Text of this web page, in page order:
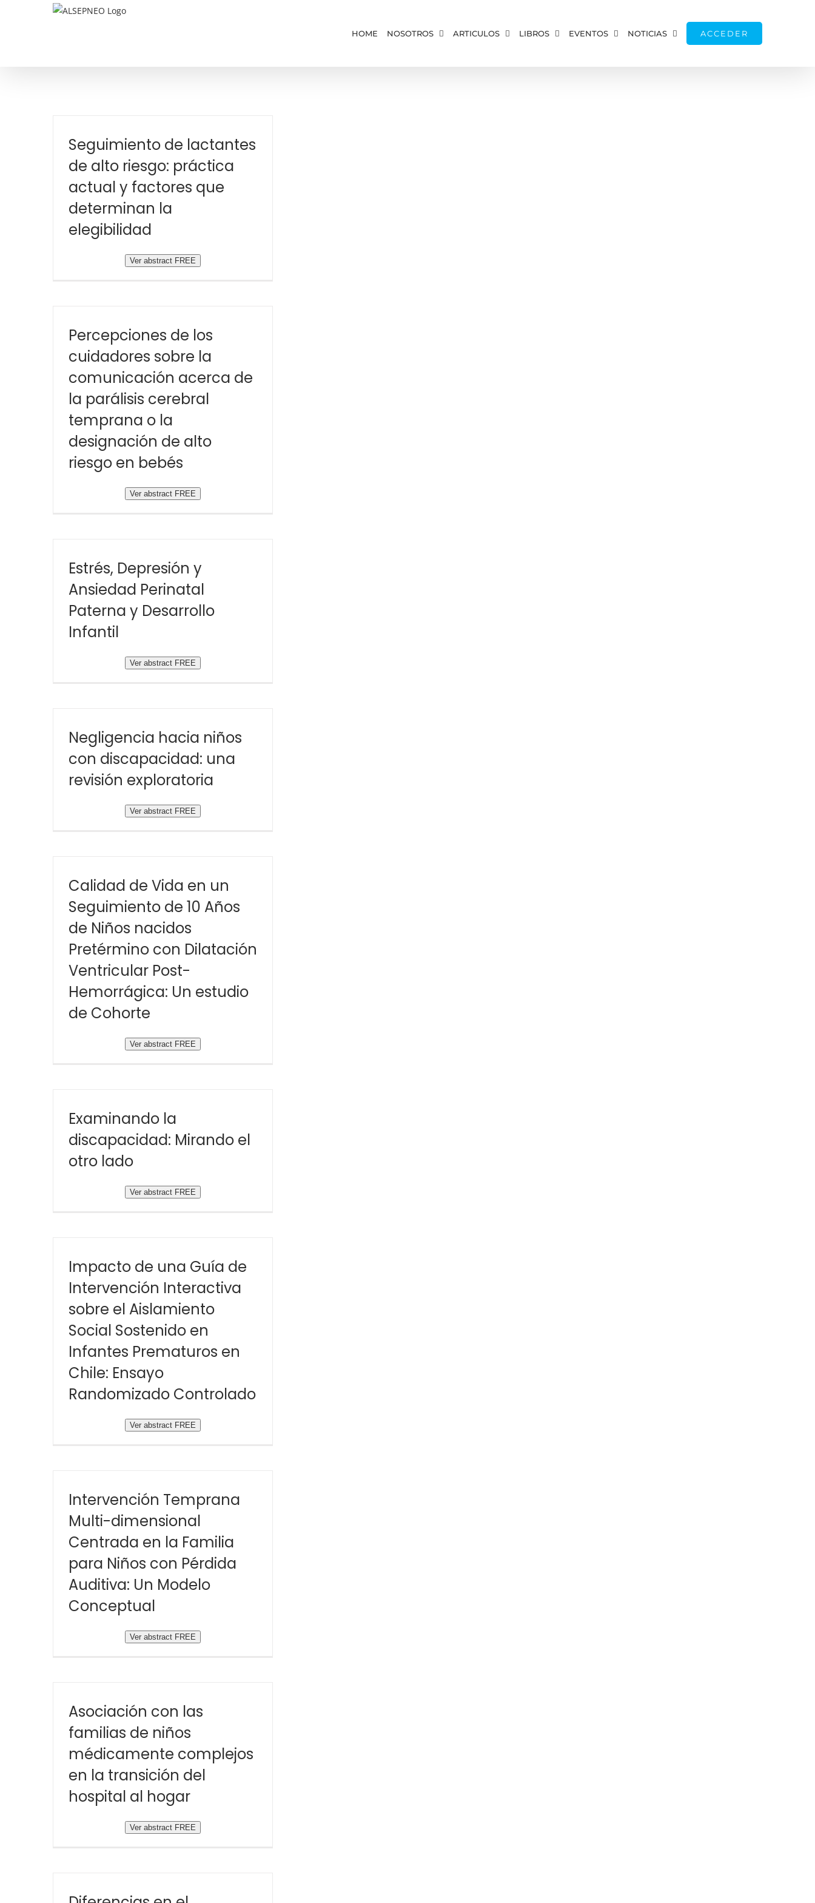
HOME NOSOTROS ARTICULOS LIBROS EVENTOS NOTICIAS ACCEDER
Seguimiento de lactantes
de alto riesgo: práctica
actual y factores que
determinan la
elegibilidad
Ver abstract FREE
Percepciones de los
cuidadores sobre la
comunicación acerca de
la parálisis cerebral
temprana o la
designación de alto
riesgo en bebés
Ver abstract FREE
Estrés, Depresión y
Ansiedad Perinatal
Paterna y Desarrollo
Infantil
Ver abstract FREE
Negligencia hacia niños
con discapacidad: una
revisión exploratoria
Ver abstract FREE
Calidad de Vida en un
Seguimiento de 10 Años
de Niños nacidos
Pretérmino con Dilatación
Ventricular Post-
Hemorrágica: Un estudio
de Cohorte
Ver abstract FREE
Examinando la
discapacidad: Mirando el
otro lado
Ver abstract FREE
Impacto de una Guía de
Intervención Interactiva
sobre el Aislamiento
Social Sostenido en
Infantes Prematuros en
Chile: Ensayo
Randomizado Controlado
Ver abstract FREE
Intervención Temprana
Multi-dimensional
Centrada en la Familia
para Niños con Pérdida
Auditiva: Un Modelo
Conceptual
Ver abstract FREE
Asociación con las
familias de niños
médicamente complejos
en la transición del
hospital al hogar
Ver abstract FREE